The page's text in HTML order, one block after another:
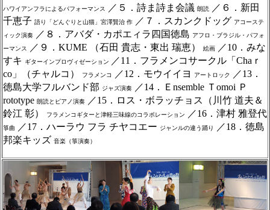
ハワイアンフラによるパフォーマンス ／５．詩ま詩ま会議 朗読
／６．新田
千恵子 語り「どんぐりと山猫」宮澤賢治 作 ／７．スカンクドッグ アコーステ
ィック演奏
／８．アバダ・カポエィラ四国徳島 アフロ・ブラジル・パフォ
ーマンス
／９．KUME （石田 貴志・東出 瑞恵） 絵画
／10．みな
すキ
ギターインプロヴィゼーション
／11．フラメンコサークル「Chaｒ
co」（チャルコ）
フラメンコ ／12．モウイイヨ アートロック
／13．
徳島大学フルバンド部 ジャズ演奏
／14．Ｅnsemble Ｔomoi Ｐ
rototype 朗読とピアノ演奏
／15．ロス・ボラッチョス（川竹 道夫＆
鈴江 彰）
フラメンコギターと津軽三味線のコラボレーション ／16．津村 雅登代
箏曲 ／17．ハーラウ フラ チヤコエー ジャンルの違う踊り
／18．徳島
邦楽キッズ 音楽（箏演奏）